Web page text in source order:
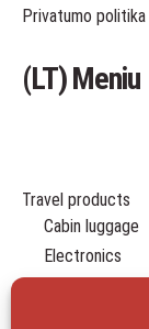
Privatumo politika
(LT) Meniu
Travel products
Cabin luggage
Electronics